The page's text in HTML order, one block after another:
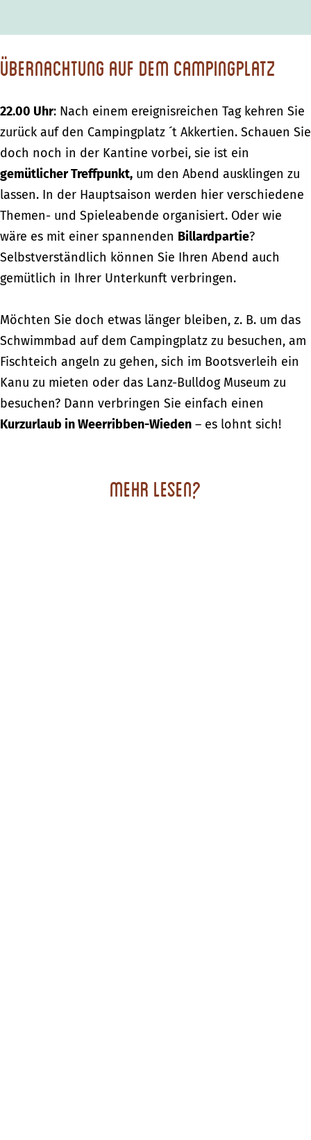
Übernachtung auf dem Campingplatz
22.00 Uhr: Nach einem ereignisreichen Tag kehren Sie
zurück auf den Campingplatz ´t Akkertien. Schauen Sie
doch noch in der Kantine vorbei, sie ist ein
gemütlicher Treffpunkt, um den Abend ausklingen zu
lassen. In der Hauptsaison werden hier verschiedene
Themen- und Spieleabende organisiert. Oder wie
wäre es mit einer spannenden Billardpartie?
Selbstverständlich können Sie Ihren Abend auch
gemütlich in Ihrer Unterkunft verbringen.
Möchten Sie doch etwas länger bleiben, z. B. um das
Schwimmbad auf dem Campingplatz zu besuchen, am
Fischteich angeln zu gehen, sich im Bootsverleih ein
Kanu zu mieten oder das Lanz-Bulldog Museum zu
besuchen? Dann verbringen Sie einfach einen
Kurzurlaub in Weerribben-Wieden – es lohnt sich!
Mehr lesen?